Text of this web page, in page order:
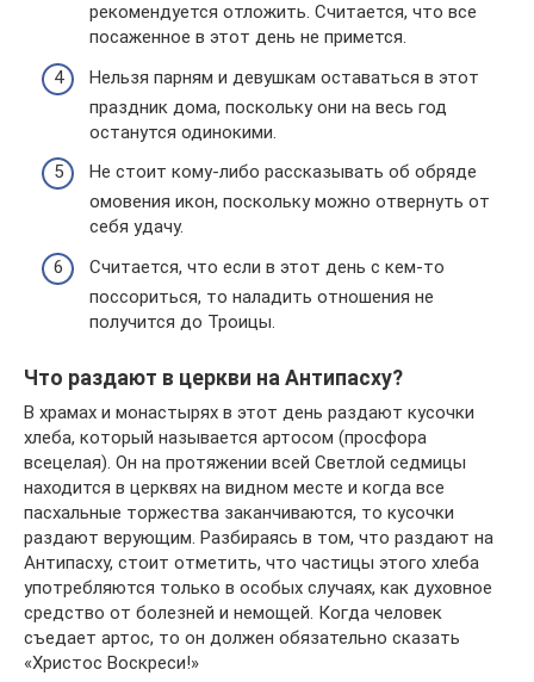
рекомендуется отложить. Считается, что все
посаженное в этот день не примется.
Нельзя парням и девушкам оставаться в этот
праздник дома, поскольку они на весь год
останутся одинокими.
Не стоит кому-либо рассказывать об обряде
омовения икон, поскольку можно отвернуть от
себя удачу.
Считается, что если в этот день с кем-то
поссориться, то наладить отношения не
получится до Троицы.
Что раздают в церкви на Антипасху?
В храмах и монастырях в этот день раздают кусочки
хлеба, который называется артосом (просфора
всецелая). Он на протяжении всей Светлой седмицы
находится в церквях на видном месте и когда все
пасхальные торжества заканчиваются, то кусочки
раздают верующим. Разбираясь в том, что раздают на
Антипасху, стоит отметить, что частицы этого хлеба
употребляются только в особых случаях, как духовное
средство от болезней и немощей. Когда человек
съедает артос, то он должен обязательно сказать
«Христос Воскреси!»